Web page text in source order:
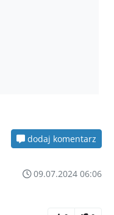
dodaj komentarz
09.07.2024 06:06